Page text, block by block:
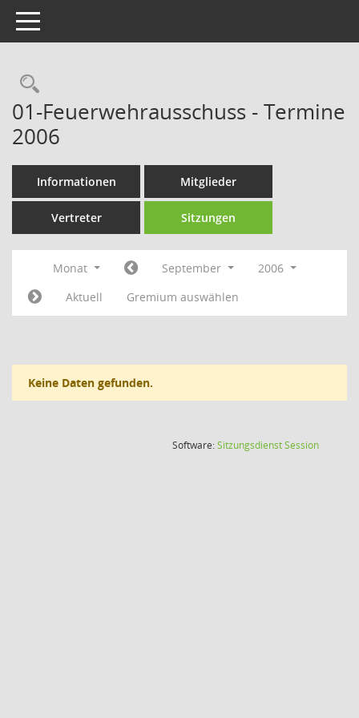
Toggle navigation
Rechercheauswahl
01-Feuerwehrausschuss - Termine
2006
Informationen Mitglieder
Vertreter Sitzungen
Monat September
2006
Aktuell
Gremium auswählen
Keine Daten gefunden.
Software:SitzungsdienstSession(Wird in